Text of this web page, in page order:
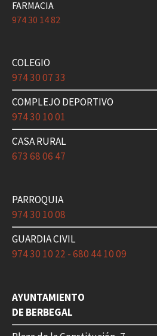
FARMACIA
974 30 14 82
COLEGIO
974 30 07 33
COMPLEJO DEPORTIVO
974 30 10 01
CASA RURAL
673 68 06 47
PARROQUIA
974 30 10 08
GUARDIA CIVIL
974 30 10 22 - 680 44 10 09
AYUNTAMIENTO
DE BERBEGAL